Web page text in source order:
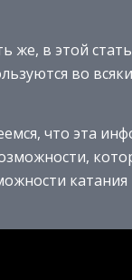
же, в этой
во
что эта